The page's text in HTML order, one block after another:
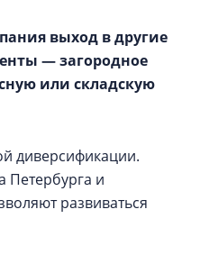
выход в другие
— загородное
или складскую
диверсификации.
Петербурга и
развиваться